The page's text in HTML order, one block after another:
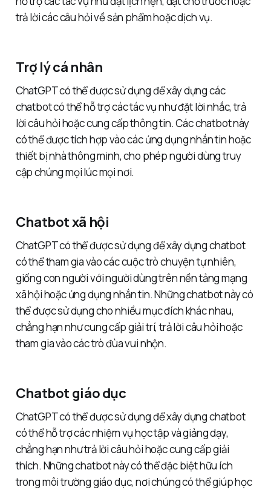
trả lời các câu hỏi về sản phẩm hoặc dịch vụ.
Trợ lý cá nhân
ChatGPT có thể được sử dụng để xây dựng các
chatbot có thể hỗ trợ các tác vụ như đặt lời nhắc, trả
lời câu hỏi hoặc cung cấp thông tin. Các chatbot này
có thể được tích hợp vào các ứng dụng nhắn tin hoặc
thiết bị nhà thông minh, cho phép người dùng truy
cập chúng mọi lúc mọi nơi.
Chatbot xã hội
ChatGPT có thể được sử dụng để xây dựng chatbot
có thể tham gia vào các cuộc trò chuyện tự nhiên,
giống con người với người dùng trên nền tảng mạng
xã hội hoặc ứng dụng nhắn tin. Những chatbot này có
thể được sử dụng cho nhiều mục đích khác nhau,
chẳng hạn như cung cấp giải trí, trả lời câu hỏi hoặc
tham gia vào các trò đùa vui nhộn.
Chatbot giáo dục
ChatGPT có thể được sử dụng để xây dựng chatbot
có thể hỗ trợ các nhiệm vụ học tập và giảng dạy,
chẳng hạn như trả lời câu hỏi hoặc cung cấp giải
thích. Những chatbot này có thể đặc biệt hữu ích
trong môi trường giáo dục, nơi chúng có thể giúp học